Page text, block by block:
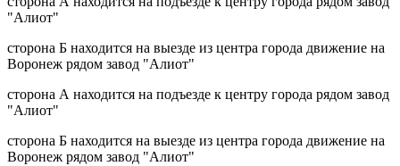
"Алиот"
сторона Б находится на выезде из центра города движение на
Воронеж рядом завод "Алиот"
сторона А находится на подъезде к центру города рядом завод
"Алиот"
сторона Б находится на выезде из центра города движение на
Воронеж рядом завод "Алиот"